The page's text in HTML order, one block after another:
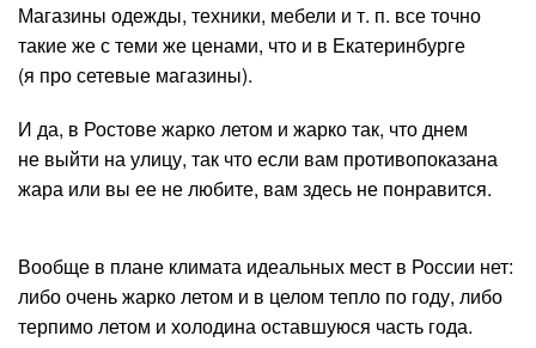
Магазины одежды, техники, мебели и т. п. все точно
такие же с теми же ценами, что и в Екатеринбурге
(я про сетевые магазины).
И да, в Ростове жарко летом и жарко так, что днем
не выйти на улицу, так что если вам противопоказана
жара или вы ее не любите, вам здесь не понравится.
Вообще в плане климата идеальных мест в России нет:
либо очень жарко летом и в целом тепло по году, либо
терпимо летом и холодина оставшуюся часть года.